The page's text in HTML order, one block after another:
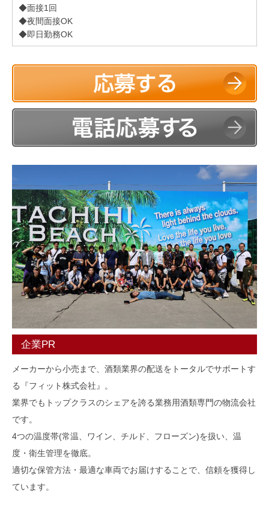
◆面接1回
◆夜間面接OK
◆即日勤務OK
企業PR
メーカーから小売まで、酒類業界の配送をトータルでサポートす
る『フィット株式会社』。
業界でもトップクラスのシェアを誇る業務用酒類専門の物流会社
です。
4つの温度帯(常温、ワイン、チルド、フローズン)を扱い、温
度・衛生管理を徹底。
適切な保管方法・最適な車両でお届けすることで、信頼を獲得し
ています。